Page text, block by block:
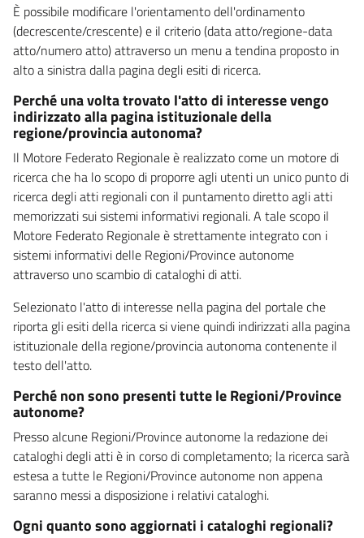
È possibile modificare l'orientamento dell'ordinamento
(decrescente/crescente) e il criterio (data atto/regione-data
atto/numero atto) attraverso un menu a tendina proposto in
alto a sinistra dalla pagina degli esiti di ricerca.
Perché una volta trovato l'atto di interesse vengo
indirizzato alla pagina istituzionale della
regione/provincia autonoma?
Il Motore Federato Regionale è realizzato come un motore di
ricerca che ha lo scopo di proporre agli utenti un unico punto di
ricerca degli atti regionali con il puntamento diretto agli atti
memorizzati sui sistemi informativi regionali. A tale scopo il
Motore Federato Regionale è strettamente integrato con i
sistemi informativi delle Regioni/Province autonome
attraverso uno scambio di cataloghi di atti.
Selezionato l'atto di interesse nella pagina del portale che
riporta gli esiti della ricerca si viene quindi indirizzati alla pagina
istituzionale della regione/provincia autonoma contenente il
testo dell'atto.
Perché non sono presenti tutte le Regioni/Province
autonome?
Presso alcune Regioni/Province autonome la redazione dei
cataloghi degli atti è in corso di completamento; la ricerca sarà
estesa a tutte le Regioni/Province autonome non appena
saranno messi a disposizione i relativi cataloghi.
Ogni quanto sono aggiornati i cataloghi regionali?